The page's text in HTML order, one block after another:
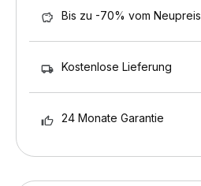
Bis zu -70% vom Neupreis
Kostenlose Lieferung
24 Monate Garantie